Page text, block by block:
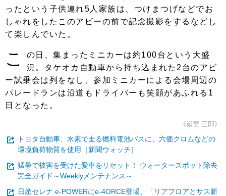
ったという子供連れ5人家族は、つけまつげなどでお
しゃれをしたこのアビーの前で記念撮影をするなどし
て楽しんでいた。
こ
の日、集まったミニカーは約100台という大盛
況。タケオカ自動車から持ち込まれた2台のアビ
ー試乗会は列をなし、参加ミニカーによる会場周辺の
パレードランは沿道もドライバーも笑顔があふれる1
日となった。
《嶽宮 三郎》
トヨタ自動車、水素で走る燃料電池バスに、六価クロムなどの
環境負荷物質を使用［新聞ウォッチ］
猛暑で被害を受けた愛車をリセット！ ウォータースポット除去
完全ガイド～Weeklyメンテナンス～
日産セレナ e-POWERにe-4ORCE登場、「リアフロアとサス新